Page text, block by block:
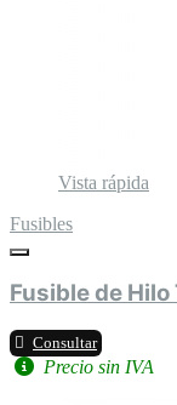
Vista rápida
Fusibles
Fusible de Hilo
Consultar
Precio sin IVA